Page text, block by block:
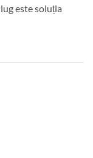
este soluția